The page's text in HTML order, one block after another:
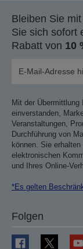
Bleiben Sie
Sie sich sofort
Rabatt von 10
Mit der
einverstanden,
Veranstaltungen,
Durchführung von
können. Sie
elektronischen
und Ihres Online-
*Es gelten
Folgen